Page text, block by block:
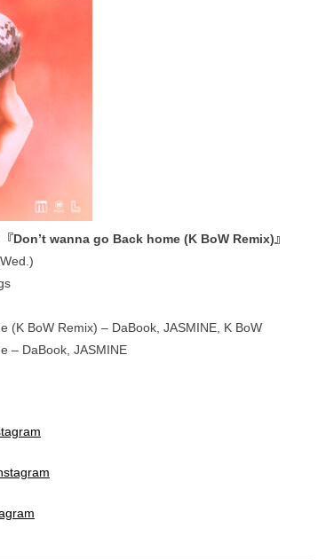
Don’t wanna go Back home (K BoW Remix)』
(K BoW Remix) – DaBook, JASMINE, K BoW
– DaBook, JASMINE